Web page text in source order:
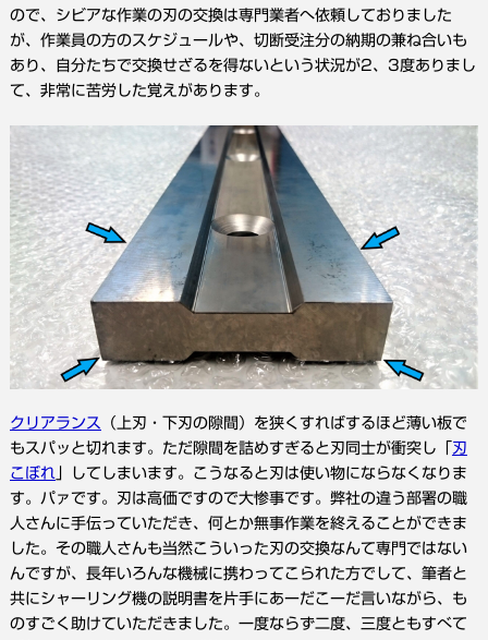
ので、シビアな作業の刃の交換は専門業者へ依頼しておりました
が、作業員の方のスケジュールや、切断受注分の納期の兼ね合いも
あり、自分たちで交換せざるを得ないという状況が2、3度ありまし
て、非常に苦労した覚えがあります。
クリアランス （上刃・下刃の隙間）を狭くすればするほど薄い板で
もスパッと切れます。ただ隙間を詰めすぎると刃同士が衝突し「
刃
こぼれ 」してしまいます。こうなると刃は使い物にならなくなりま
す。パァです。刃は高価ですので大惨事です。弊社の違う部署の職
人さんに手伝っていただき、何とか無事作業を終えることができま
した。その職人さんも当然こういった刃の交換なんて専門ではない
んですが、長年いろんな機械に携わってこられた方でして、筆者と
共にシャーリング機の説明書を片手にあーだこーだ言いながら、も
のすごく助けていただきました。一度ならず二度、三度ともすべて